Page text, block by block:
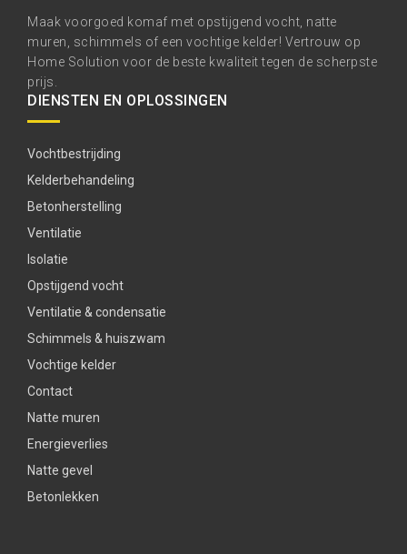
Maak voorgoed komaf met opstijgend vocht, natte
muren, schimmels of een vochtige kelder! Vertrouw op
Home Solution voor de beste kwaliteit tegen de scherpste
prijs.
DIENSTEN EN OPLOSSINGEN
Vochtbestrijding
Kelderbehandeling
Betonherstelling
Ventilatie
Isolatie
Opstijgend vocht
Ventilatie & condensatie
Schimmels & huiszwam
Vochtige kelder
Contact
Natte muren
Energieverlies
Natte gevel
Betonlekken